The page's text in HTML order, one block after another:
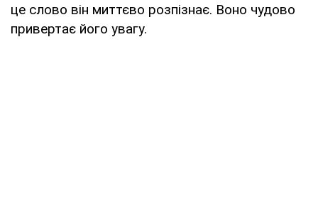
це слово він миттєво розпізнає. Воно чудово
привертає його увагу.